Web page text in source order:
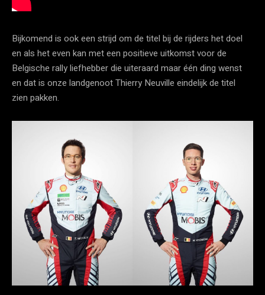
Bijkomend is ook een strijd om de titel bij de rijders het doel
en als het even kan met een positieve uitkomst voor de
Belgische rally liefhebber die uiteraard maar één ding wenst
en dat is onze landgenoot Thierry Neuville eindelijk de titel
zien pakken.